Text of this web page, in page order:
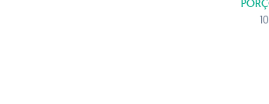
10